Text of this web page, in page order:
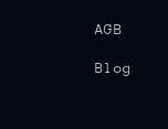
AGB
Blog